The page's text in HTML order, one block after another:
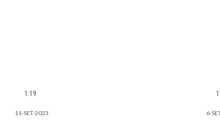
1:19
11-SET-2023 6-